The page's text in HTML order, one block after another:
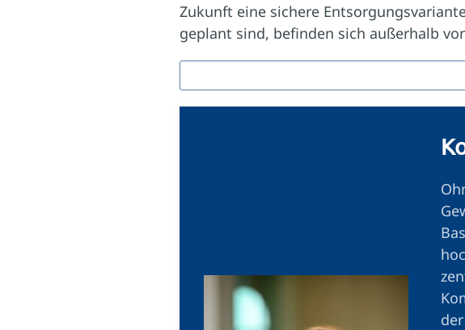
Zukunft eine sichere
geplant sind, befinden sich außerhalb